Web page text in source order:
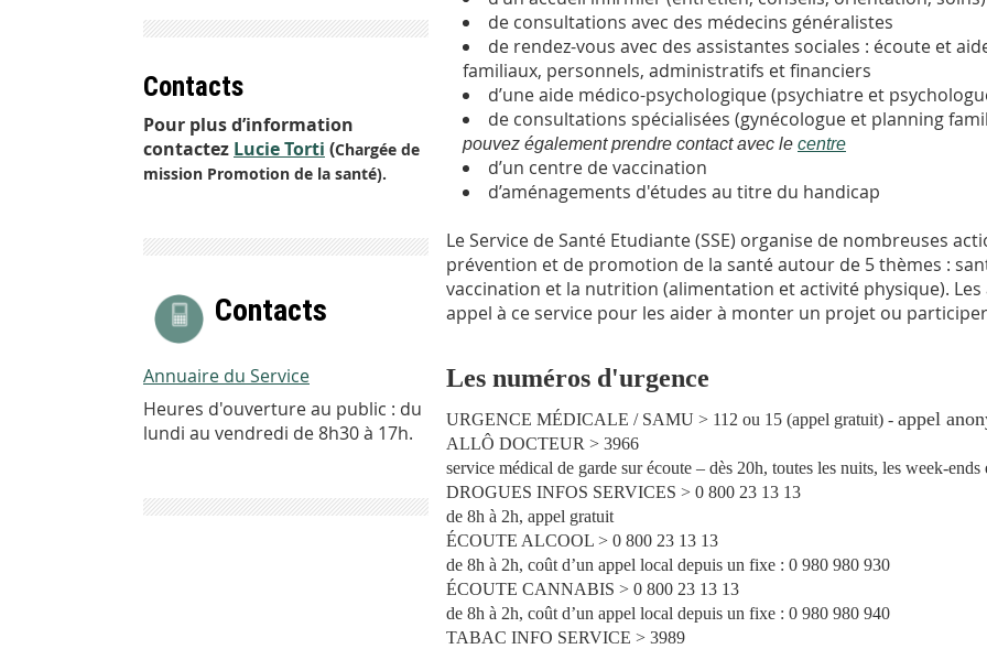
de consultations avec des médecins généralistes
de rendez-vous avec des assistantes sociales : écoute et
familiaux, personnels, administratifs et financiers
d’une aide médico-psychologique (psychiatre et
de consultations spécialisées (gynécologue et planning
pouvez également prendre contact avec le centre
d’un centre de vaccination
d’aménagements d'études au titre du handicap
Le Service de Santé Etudiante (SSE) organise de nombreuses
prévention et de promotion de la santé autour de 5 thèmes :
vaccination et la nutrition (alimentation et activité physique).
appel à ce service pour les aider à monter un projet ou
Les numéros d'urgence
URGENCE MÉDICALE / SAMU > 112 ou 15 (appel gratuit) - appel
ALLÔ DOCTEUR > 3966
service médical de garde sur écoute – dès 20h, toutes les nuits, les week-ends
DROGUES INFOS SERVICES > 0 800 23 13 13
de 8h à 2h, appel gratuit
ÉCOUTE ALCOOL > 0 800 23 13 13
de 8h à 2h, coût d’un appel local depuis un fixe : 0 980 980 930
ÉCOUTE CANNABIS > 0 800 23 13 13
de 8h à 2h, coût d’un appel local depuis un fixe : 0 980 980 940
TABAC INFO SERVICE > 3989
Contacts
Pour plus d’information
contactez Lucie Torti (Chargée de
mission Promotion de la santé).
​​​Contacts
Annuaire du Service
Heures d'ouverture au public : du
lundi au vendredi de 8h30 à 17h.